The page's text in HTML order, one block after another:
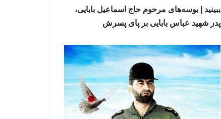
ببینید | بوسه‌های مرحوم حاج اسماعیل بابایی،
پدر شهید عباس بابایی بر پای پسرش